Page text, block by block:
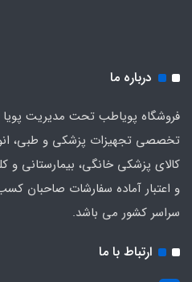
درباره ما
فروشگاه پویاطب تحت مدیریت پویا
تخصصی تجهیزات پزشکی و طبی،
و اعتبار آماده سفارشات صاحبان
سراسر کشور می باشد.
ارتباط با ما